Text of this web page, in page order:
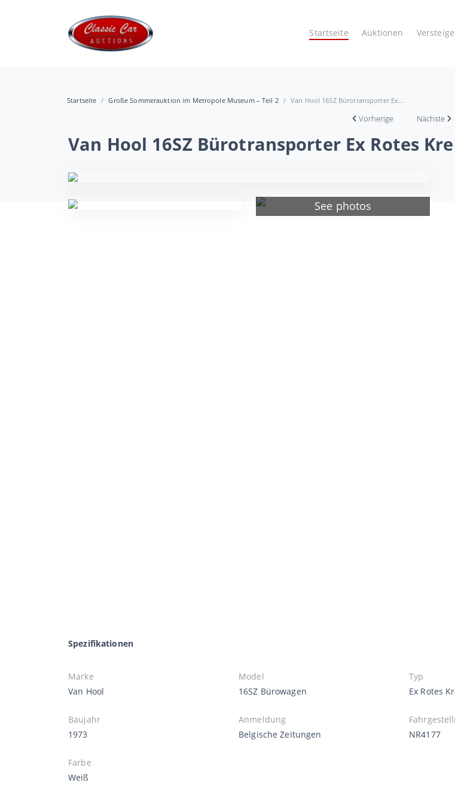
Startseite Auktionen
Startseite Große Sommerauktion im Metropole Museum – Teil 2 Van Hool 16SZ Bürotransporter Ex...
Vorherige Nächste
Van Hool 16SZ Bürotransporter Ex Rotes
See photos
Spezifikationen
Marke
Van Hool
Model
16SZ Bürowagen
Typ
Ex Rotes
Baujahr
1973
Anmeldung
Belgische Zeitungen
NR4177
Farbe
Weiß